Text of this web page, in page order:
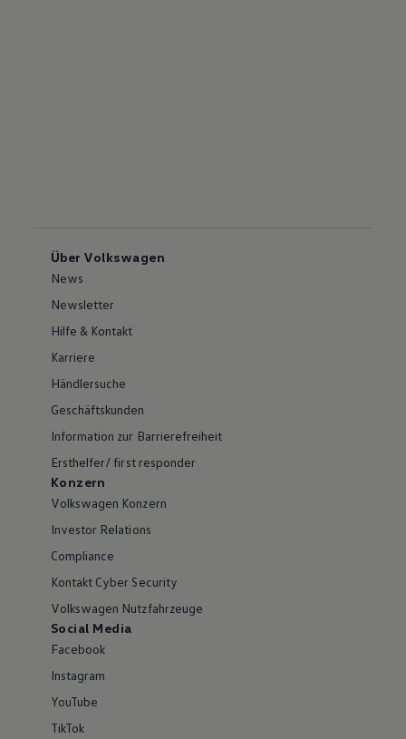
Über Volkswagen
News
Newsletter
Hilfe & Kontakt
Karriere
Händlersuche
Geschäftskunden
Information zur Barrierefreiheit
Ersthelfer/ first responder
Konzern
Volkswagen Konzern
Investor Relations
Compliance
Kontakt Cyber Security
Volkswagen Nutzfahrzeuge
Social Media
Facebook
Instagram
YouTube
TikTok